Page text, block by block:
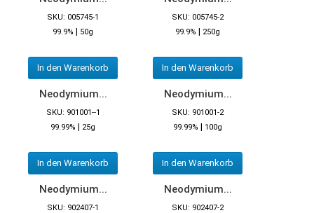
SKU: 005745-1
99.9% | 50g
In den Warenkorb
SKU: 005745-2
99.9% | 250g
In den Warenkorb
Neodymium...
SKU: 901001--1
99.99% | 25g
In den Warenkorb
Neodymium...
SKU: 901001-2
99.99% | 100g
In den Warenkorb
Neodymium...
SKU: 902407-1
Neodymium...
SKU: 902407-2